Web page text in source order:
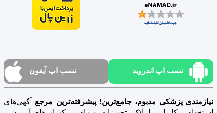
نصب اپ اندروید نصب اپ آیفون
نیازمندی پزشکی مدبوم، جامع‌ترین! پیشرفته‌ترین مرجع آگهی‌های